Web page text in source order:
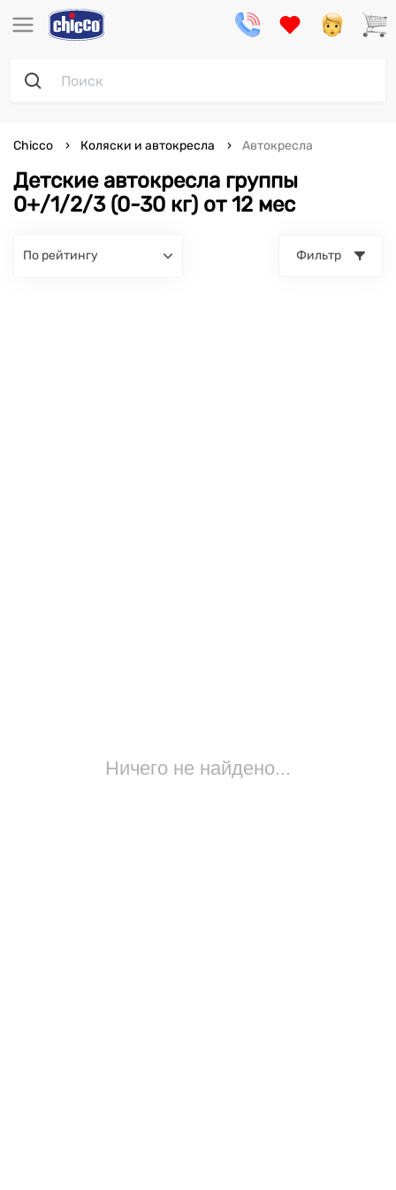
Детские автокресла группы
0+/1/2/3 (0-30 кг) от 12 мес
Chicco Коляски и автокресла Автокресла
по рейтингу Фильтр
Ничего не найдено...